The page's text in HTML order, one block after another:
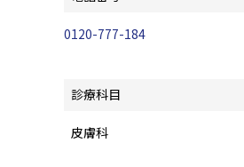
0120-777-184
診療科目
皮膚科